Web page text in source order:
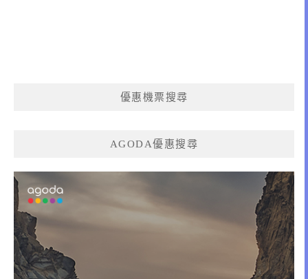
優惠機票搜尋
AGODA優惠搜尋